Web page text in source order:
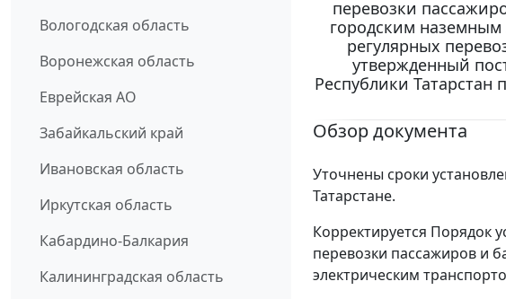
Вологодская область
Воронежская область
Еврейская АО
Забайкальский край
Ивановская область
Иркутская область
Кабардино-Балкария
Калининградская область
перевозки
городским
регулярных
утвержденный
Республики Татарстан
Обзор документа
Уточнены сроки
Татарстане.
Корректируется Порядок
перевозки пассажиров и
электрическим